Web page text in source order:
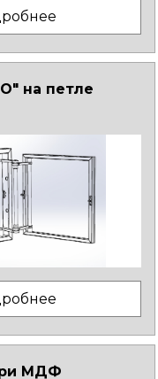
на петле
МДФ